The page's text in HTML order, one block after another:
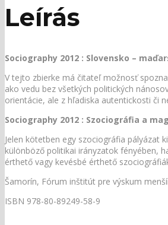
Leírás
Sociography 2012 : Slovensko –
V tejto zbierke má čitateľ možnosť
ako vedu bez všetkých politických
orientácie, ale z hľadiska autentickosti či
Sociography 2012 : Szociográfia a
Jelen kötetben egy szociográfia pályázat
különböző politikai irányzatok fényében,
érthető vagy kevésbé érthető
Šamorín, Fórum inštitút pre výskum
ISBN 978-80-89249-58-9